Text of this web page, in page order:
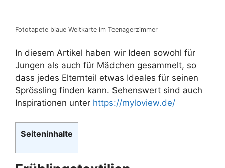
Fototapete blaue Weltkarte im Teenagerzimmer
In diesem Artikel haben wir Ideen sowohl für
Jungen als auch für Mädchen gesammelt, so
dass jedes Elternteil etwas Ideales für seinen
Sprössling finden kann. Sehenswert sind auch
Inspirationen unter https://myloview.de/
Seiteninhalte